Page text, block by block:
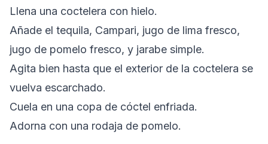
Llena una coctelera con hielo.
Añade el tequila, Campari, jugo de lima fresco,
jugo de pomelo fresco, y jarabe simple.
Agita bien hasta que el exterior de la coctelera se
vuelva escarchado.
Cuela en una copa de cóctel enfriada.
Adorna con una rodaja de pomelo.